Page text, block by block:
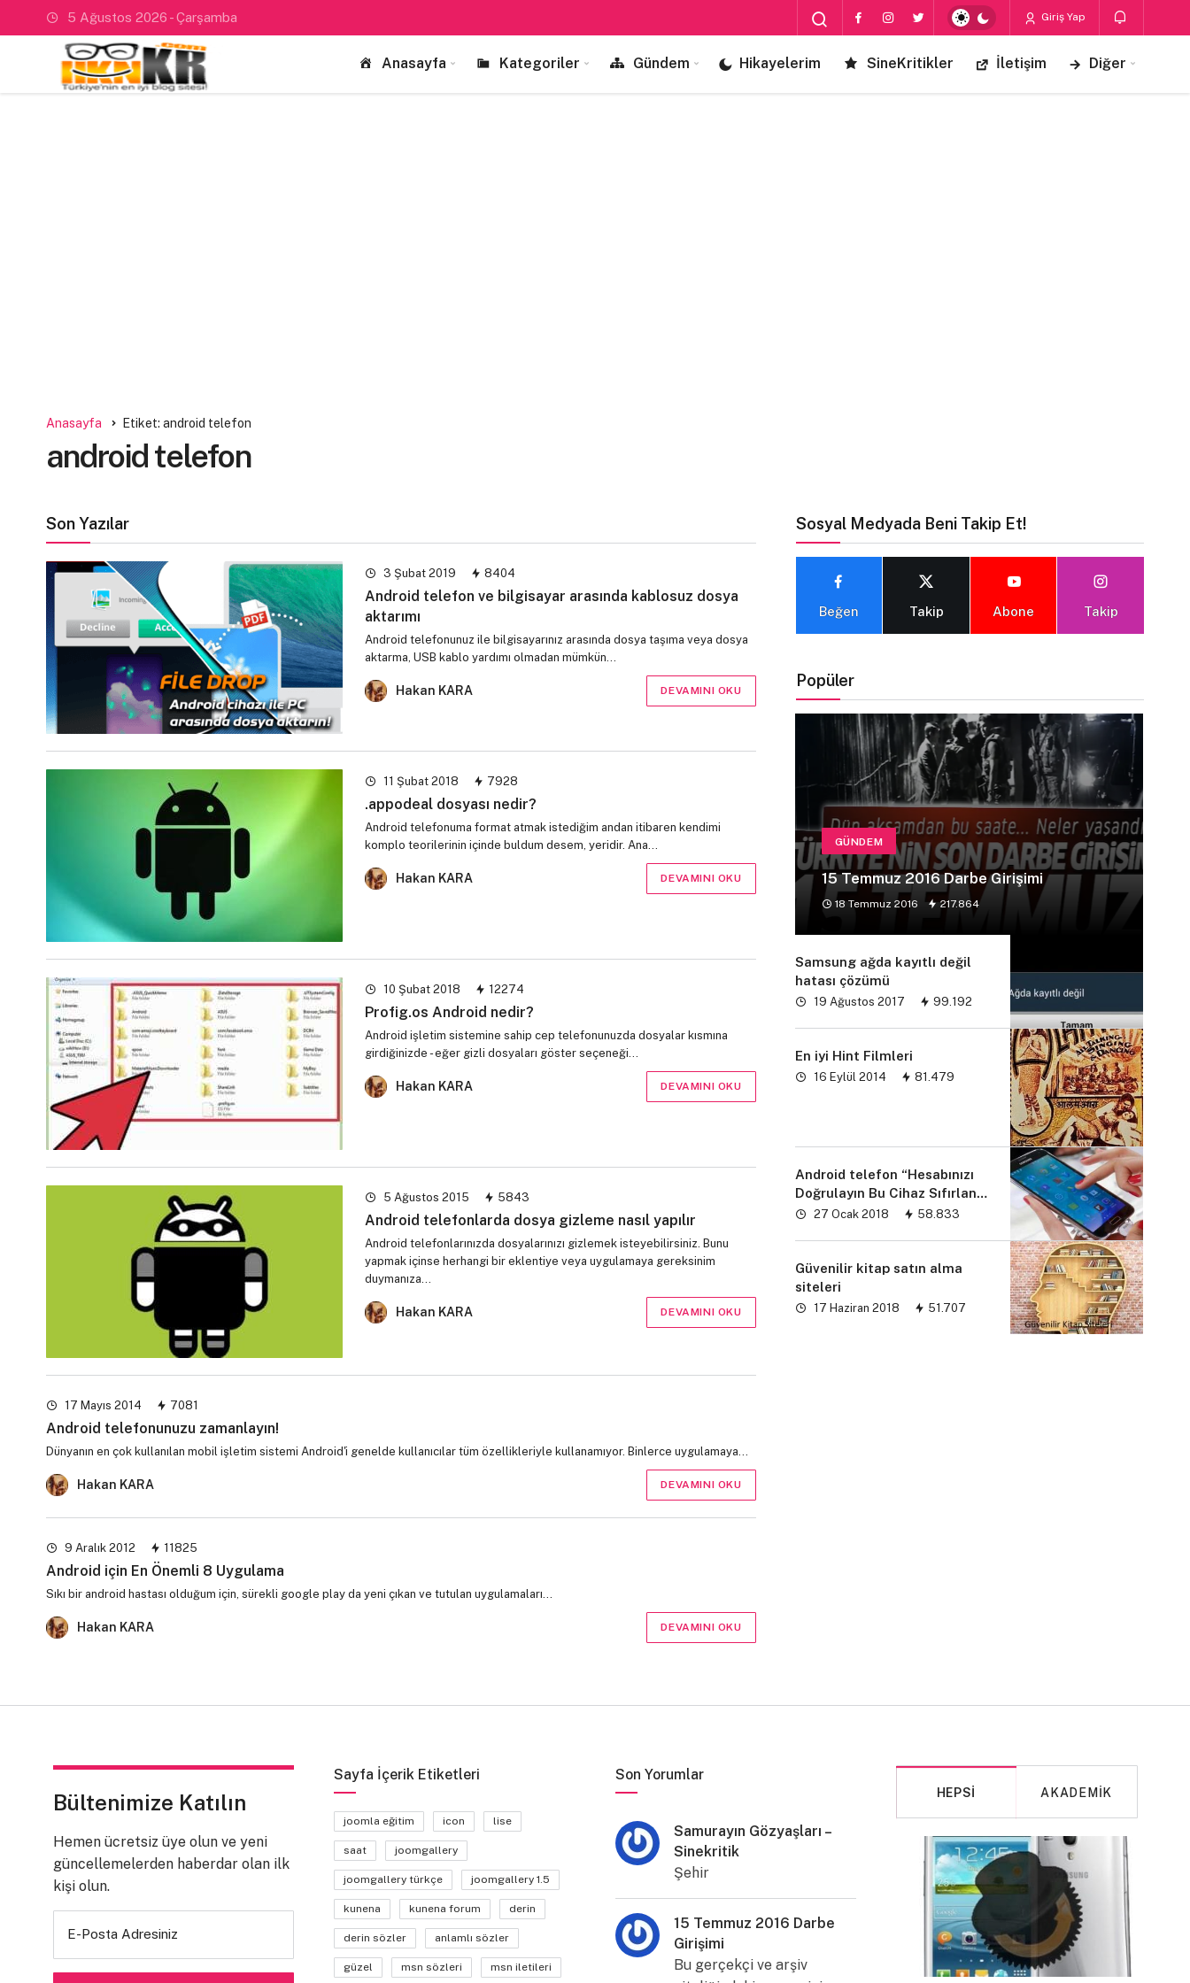
5 Ağustos 2026 - Çarşamba Giriş Yap
Anasayfa Kategoriler Gündem Hikayelerim SineKritikler İletişim Diğer
Anasayfa Etiket: android telefon
android telefon
Son Yazılar
3 Şubat 2019 8404
Android telefon ve bilgisayar arasında kablosuz dosya
aktarımı
Android telefonunuz ile bilgisayarınız arasında dosya taşıma veya dosya
aktarma, USB kablo yardımı olmadan mümkün…
Hakan KARA DEVAMINI OKU
11 Şubat 2018 7928
.appodeal dosyası nedir?
Android telefonuma format atmak istediğim andan itibaren kendimi
komplo teorilerinin içinde buldum desem, yeridir. Ana…
Hakan KARA DEVAMINI OKU
10 Şubat 2018 12274
Profig.os Android nedir?
Android işletim sistemine sahip cep telefonunuzda dosyalar kısmına
girdiğinizde - eğer gizli dosyaları göster seçeneği…
Hakan KARA DEVAMINI OKU
5 Ağustos 2015 5843
Android telefonlarda dosya gizleme nasıl yapılır
Android telefonlarınızda dosyalarınızı gizlemek isteyebilirsiniz. Bunu
yapmak içinse herhangi bir eklentiye veya uygulamaya gereksinim
duymanıza…
Hakan KARA DEVAMINI OKU
17 Mayıs 2014 7081
Android telefonunuzu zamanlayın!
Dünyanın en çok kullanılan mobil işletim sistemi Android'i genelde kullanıcılar tüm özellikleriyle kullanamıyor. Binlerce uygulamaya…
Hakan KARA DEVAMINI OKU
9 Aralık 2012 11825
Android için En Önemli 8 Uygulama
Sıkı bir android hastası olduğum için, sürekli google play da yeni çıkan ve tutulan uygulamaları…
Hakan KARA DEVAMINI OKU
Sosyal Medyada Beni Takip Et!
Beğen Takip Abone Takip
Popüler
GÜNDEM
15 Temmuz 2016 Darbe Girişimi
18 Temmuz 2016 217.864
Samsung ağda kayıtlı değil
hatası çözümü
19 Ağustos 2017 99.192
En iyi Hint Filmleri
16 Eylül 2014 81.479
Android telefon “Hesabınızı
Doğrulayın Bu Cihaz Sıfırlandı
sorunu” çözümü
27 Ocak 2018 58.833
Güvenilir kitap satın alma
siteleri
17 Haziran 2018 51.707
Bültenimize Katılın
Hemen ücretsiz üye olun ve yeni
güncellemelerden haberdar olan ilk
kişi olun.
E-Posta Adresiniz
Sayfa İçerik Etiketleri
joomla eğitim icon lise
saat joomgallery
joomgallery türkçe joomgallery 1.5
kunena kunena forum derin
derin sözler anlamlı sözler
güzel msn sözleri msn iletileri
Son Yorumlar
Samurayın Gözyaşları –
Sinekritik
Şehir
15 Temmuz 2016 Darbe
Girişimi
Bu gerçekçi ve arşiv
HEPSI AKADEMIK
MAKALE